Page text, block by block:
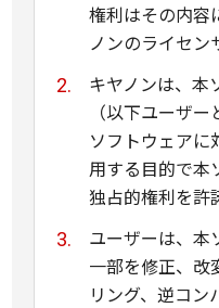
権利はその内容
ノンのライセン
キヤノンは、本
（以下ユーザ
ソフトウェアに
用する目的で本
独占的権利を許
ユーザーは、本
一部を修正、改
リング、逆コン